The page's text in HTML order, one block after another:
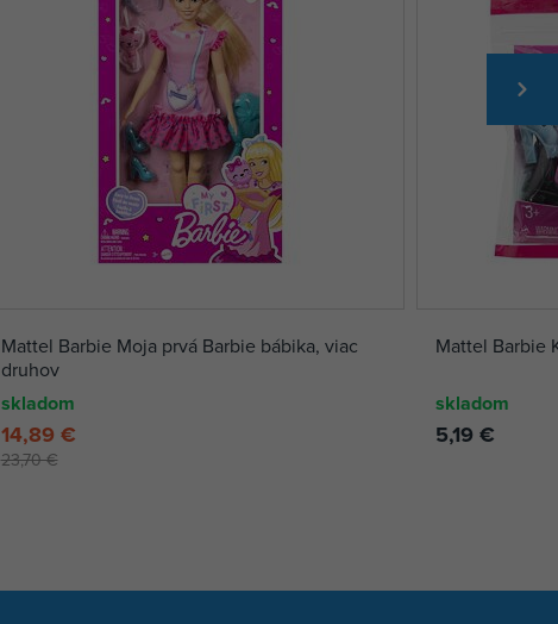
Mattel Barbie Moja prvá Barbie bábika, viac
druhov
skladom
23,70 €
14,89 €
Mattel Barbie
skladom
5,19 €